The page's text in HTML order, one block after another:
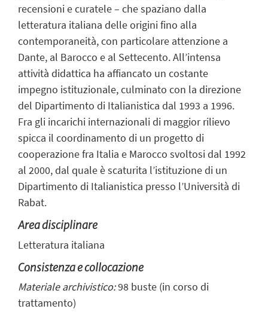
recensioni e curatele – che spaziano dalla
letteratura italiana delle origini fino alla
contemporaneità, con particolare attenzione a
Dante, al Barocco e al Settecento. All’intensa
attività didattica ha affiancato un costante
impegno istituzionale, culminato con la direzione
del Dipartimento di Italianistica dal 1993 a 1996.
Fra gli incarichi internazionali di maggior rilievo
spicca il coordinamento di un progetto di
cooperazione fra Italia e Marocco svoltosi dal 1992
al 2000, dal quale è scaturita l’istituzione di un
Dipartimento di Italianistica presso l’Università di
Rabat.
Area disciplinare
Letteratura italiana
Consistenza e collocazione
Materiale archivistico:98 buste (in corso di
trattamento)